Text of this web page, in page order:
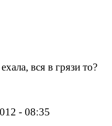
вся в грязи то?
- 08:35